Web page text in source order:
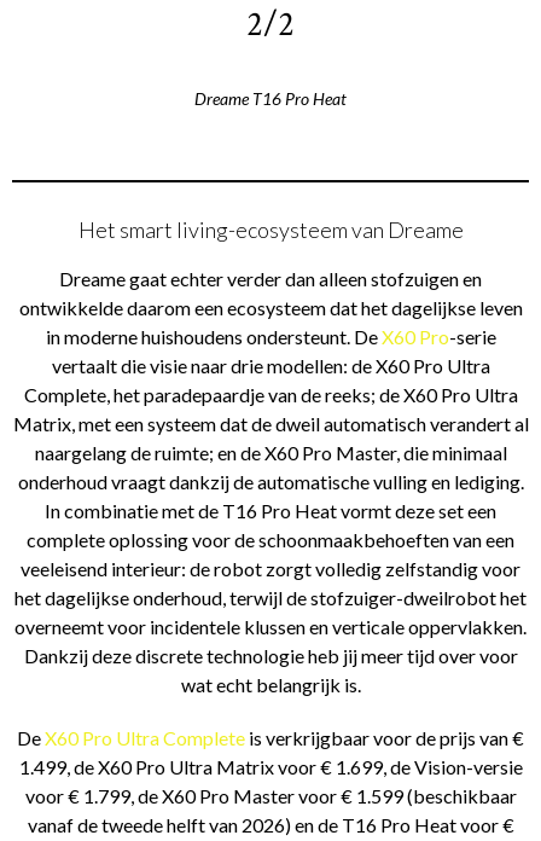
2/2
Dreame T16 Pro Heat
Het smart living-ecosysteem van Dreame
Dreame gaat echter verder dan alleen stofzuigen en
ontwikkelde daarom een ecosysteem dat het dagelijkse leven
in moderne huishoudens ondersteunt. DeX60 Pro-serie
vertaalt die visie naar drie modellen: de X60 Pro Ultra
Complete, het paradepaardje van de reeks; de X60 Pro Ultra
Matrix, met een systeem dat de dweil automatisch verandert al
naargelang de ruimte; en de X60 Pro Master, die minimaal
onderhoud vraagt dankzij de automatische vulling en lediging.
In combinatie met de T16 Pro Heat vormt deze set een
complete oplossing voor de schoonmaakbehoeften van een
veeleisend interieur: de robot zorgt volledig zelfstandig voor
het dagelijkse onderhoud, terwijl de stofzuiger-dweilrobot het
overneemt voor incidentele klussen en verticale oppervlakken.
Dankzij deze discrete technologie heb jij meer tijd over voor
wat echt belangrijk is.
DeX60 Pro Ultra Complete is verkrijgbaar voor de prijs van €
1.499, de X60 Pro Ultra Matrix voor € 1.699, de Vision-versie
voor € 1.799, de X60 Pro Master voor € 1.599 (beschikbaar
vanaf de tweede helft van 2026) en de T16 Pro Heat voor €